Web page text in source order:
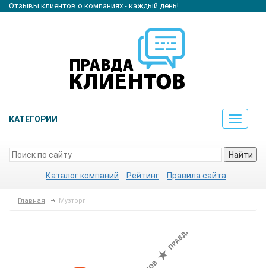
Отзывы клиентов о компаниях - каждый день!
КАТЕГОРИИ
Toggle
Найти
Каталог компаний Рейтинг Правила сайта
Главная Музторг